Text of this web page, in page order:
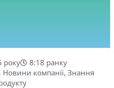
року
8:18 ранку
, Новини компанії, Знання